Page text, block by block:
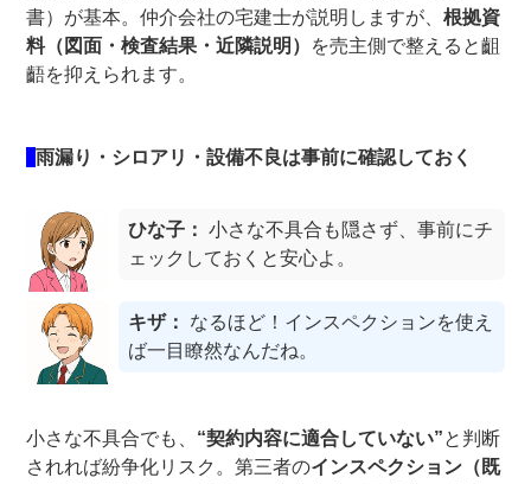
書）が基本。仲介会社の宅建士が説明しますが、根拠資
料（図面・検査結果・近隣説明） を売主側で整えると齟
齬を抑えられます。
雨漏り・シロアリ・設備不良は事前に確認しておく
ひな子： 小さな不具合も隠さず、事前にチ
ェックしておくと安心よ。
キザ：
なるほど！インスペクションを使え
ば一目瞭然なんだね。
小さな不具合でも、 “契約内容に適合していない”と判断
されれば紛争化リスク。第三者のインスペクション（既